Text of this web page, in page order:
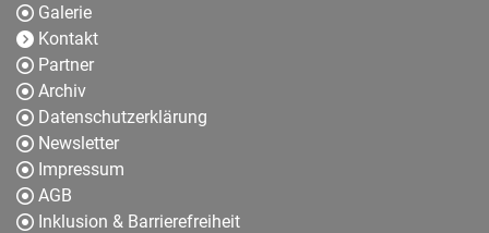
Galerie
Kontakt
Partner
Archiv
Datenschutzerklärung
Newsletter
Impressum
AGB
Inklusion & Barrierefreiheit